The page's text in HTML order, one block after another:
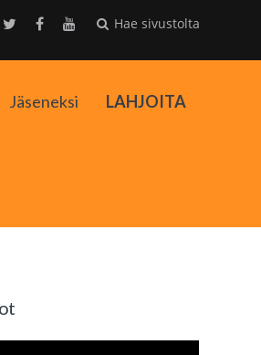
Hae sivustolta
Jäseneksi LAHJOITA